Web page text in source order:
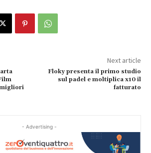
Next article
Floky presenta il primo studio
sul padel e moltiplica x10 il
fatturato
- Advertising -